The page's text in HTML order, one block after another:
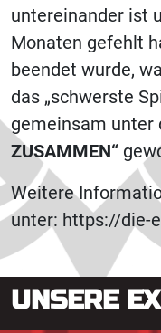
untereinander ist
Monaten gefehlt
beendet wurde,
das „schwerste
gemeinsam unter
ZUSAMMEN“
Weitere
unter: https://die-
UNSERE